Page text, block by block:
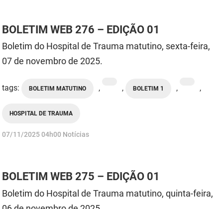
BOLETIM WEB 276 – EDIÇÃO 01
Boletim do Hospital de Trauma matutino, sexta-feira,
07 de novembro de 2025.
tags: BOLETIM MATUTINO , , BOLETIM 1 , ,
HOSPITAL DE TRAUMA
publicado
07/11/202504h00 Notícias
BOLETIM WEB 275 – EDIÇÃO 01
Boletim do Hospital de Trauma matutino, quinta-feira,